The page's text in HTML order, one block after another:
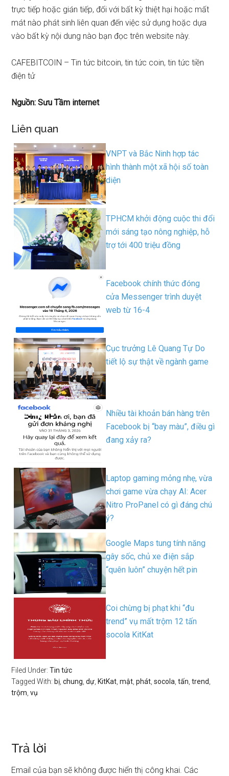
trực tiếp hoặc gián tiếp, đối với bất kỳ thiệt hại hoặc mất
mát nào phát sinh liên quan đến việc sử dụng hoặc dựa
vào bất kỳ nội dung nào bạn đọc trên website này.
CAFEBITCOIN – Tin tức bitcoin, tin tức coin, tin tức tiền
điện tử
Nguồn: Sưu Tầm internet
Liên quan
VNPT và Bắc Ninh hợp tác
hình thành một xã hội số toàn
diện
TPHCM khởi động cuộc thi đổi
mới sáng tạo nông nghiệp, hỗ
trợ tới 400 triệu đồng
Facebook chính thức đóng
cửa Messenger trình duyệt
web từ 16-4
Cục trưởng Lê Quang Tự Do
tiết lộ sự thật về ngành game
Nhiều tài khoản bán hàng trên
Facebook bị “bay màu”, điều gì
đang xảy ra?
Laptop gaming mỏng nhẹ, vừa
chơi game vừa chạy AI: Acer
Nitro ProPanel có gì đáng chú
ý?
Google Maps tung tính năng
gây sốc, chủ xe điện sắp
“quên luôn” chuyện hết pin
Coi chừng bị phạt khi “đu
trend” vụ mất trộm 12 tấn
socola KitKat
Filed Under:Tin tức
Tagged With: bị ,chung ,dự KitKat ,mật ,phát ,socola ,tấn ,trend
trộm ,vụ
Trả lời
Email của bạn sẽ không được hiển thị công khai. Các